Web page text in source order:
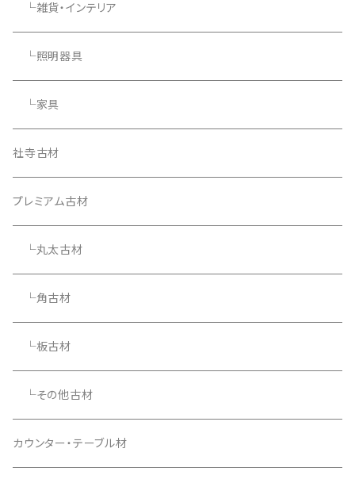
└雑貨・インテリア
└照明器具
└家具
社寺古材
プレミアム古材
└丸太古材
└角古材
└板古材
└その他古材
カウンター・テーブル材